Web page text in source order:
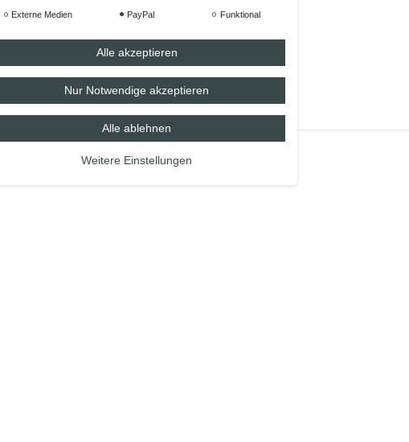
Externe Medien PayPal Funktional
Alle akzeptieren
Nur Notwendige akzeptieren
Alle ablehnen
Weitere Einstellungen